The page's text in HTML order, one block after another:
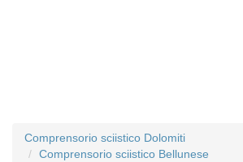
Comprensorio sciistico Dolomiti
Comprensorio sciistico Bellunese